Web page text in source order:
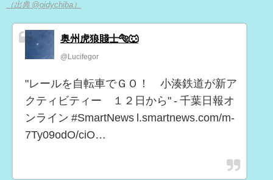
（出典 @oidychiba）
奥州虎狼賤士🐅🐺
@Lucifegor
"レールを自転車でＧＯ！ 小湊鉄道が新ア
クティビティー １２日から" - 千葉日報オ
ンライン #SmartNews l.smartnews.com/m-
7Ty09odO/ciO…